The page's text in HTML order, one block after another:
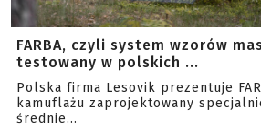
FARBA, czyli system wzorów
testowany w polskich ...
Polska firma Lesovik prezentuje
kamuflażu zaprojektowany
średnie...